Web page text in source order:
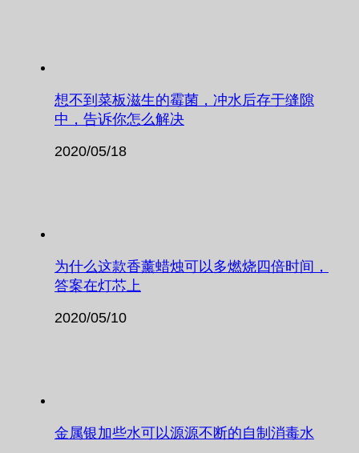
想不到菜板滋生的霉菌，冲水后存于缝隙
中，告诉你怎么解决
2020/05/18
为什么这款香薰蜡烛可以多燃烧四倍时间，
答案在灯芯上
2020/05/10
金属银加些水可以源源不断的自制消毒水